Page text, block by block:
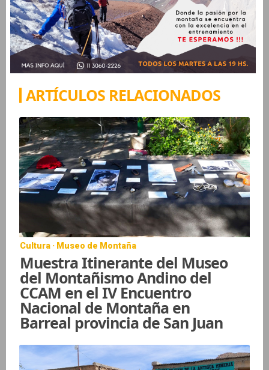
ARTÍCULOS RELACIONADOS
Cultura · Museo de Montaña
Muestra Itinerante del Museo
del Montañismo Andino del
CCAM en el IV Encuentro
Nacional de Montaña en
Barreal provincia de San Juan